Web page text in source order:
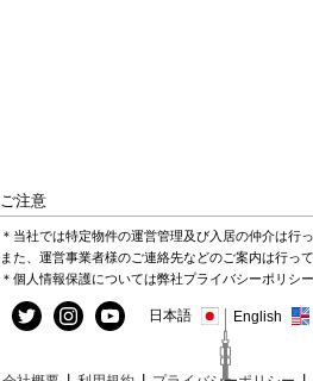
ご注意
＊当社では特定物件の運営管理及び入居の仲介は行
また、運営事業者様のご連絡先などのご案内は行っ
＊個人情報保護については弊社プライバシーポリシ
日本語 English